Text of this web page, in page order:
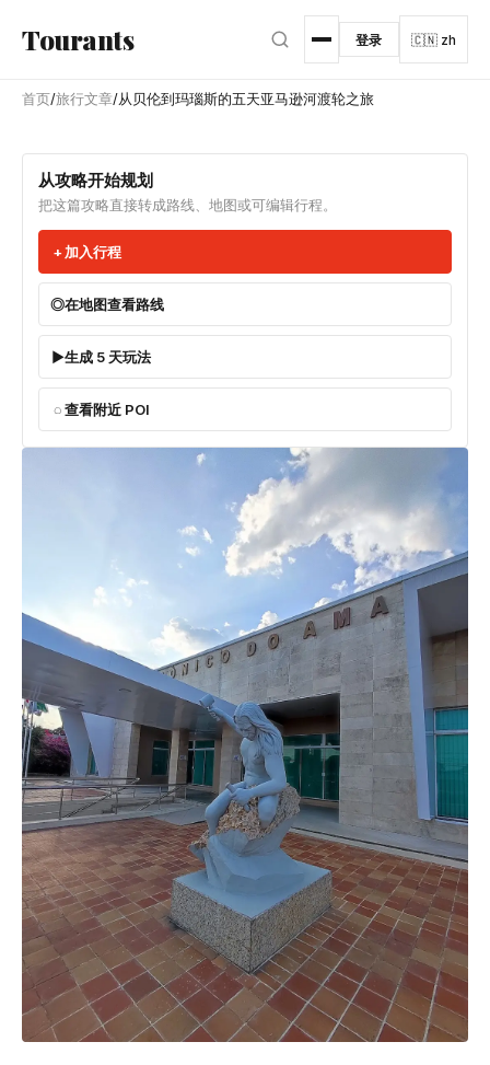
Tourants 登录 🇨🇳 zh
首页/旅行文章/从贝伦到玛瑙斯的五天亚马逊河渡轮之旅
从攻略开始规划
把这篇攻略直接转成路线、地图或可编辑行程。
加入行程
在地图查看路线
生成 5 天玩法
查看附近 POI